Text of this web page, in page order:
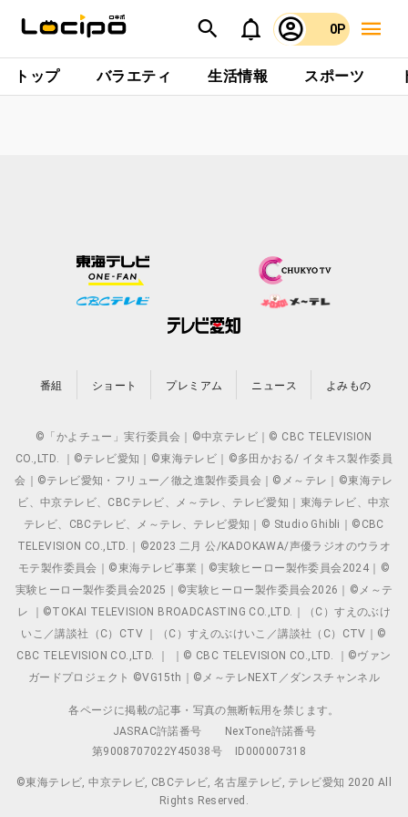
0P
トップ バラエティ 生活情報 スポーツ
番組 ショート プレミアム ニュース よみもの
©「かよチュー」実行委員会｜©中京テレビ｜© CBC TELEVISION
CO.,LTD. ｜©テレビ愛知｜©東海テレビ｜©多田かおる/ イタキス製作委員
会｜©テレビ愛知・フリュー／徹之進製作委員会｜©メ～テレ｜©東海テレ
ビ、中京テレビ、CBCテレビ、メ～テレ、テレビ愛知｜東海テレビ、中京
テレビ、CBCテレビ、メ～テレ、テレビ愛知｜© Studio Ghibli｜©CBC
TELEVISION CO.,LTD.｜©2023 二月 公/KADOKAWA/声優ラジオのウラオ
モテ製作委員会｜©東海テレビ事業｜©実験ヒーロー製作委員会2024｜©
実験ヒーロー製作委員会2025｜©実験ヒーロー製作委員会2026｜©メ～テ
レ ｜©TOKAI TELEVISION BROADCASTING CO.,LTD.｜（C）すえのぶけ
いこ／講談社（C）CTV ｜（C）すえのぶけいこ／講談社（C）CTV｜©
CBC TELEVISION CO.,LTD. ｜ ｜© CBC TELEVISION CO.,LTD. ｜©ヴァン
ガードプロジェクト ©VG15th｜©メ～テレNEXT／ダンスチャンネル
各ページに掲載の記事・写真の無断転用を禁じます。
JASRAC許諾番号
NexTone許諾番号
第9008707022Y45038号
ID000007318
©東海テレビ, 中京テレビ, CBCテレビ, 名古屋テレビ, テレビ愛知 2020 All
Rights Reserved.